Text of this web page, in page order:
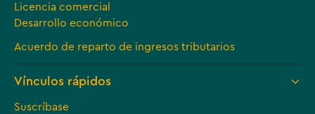
Licencia comercial
Desarrollo económico
Acuerdo de reparto de ingresos tributarios
Vínculos rápidos
Suscríbase